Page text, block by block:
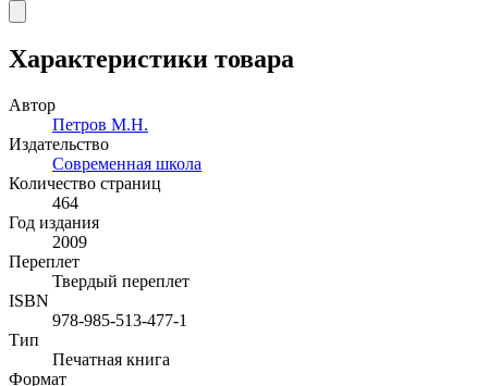
Характеристики товара
Автор
Петров М.Н.
Издательство
Современная школа
Количество страниц
464
Год издания
2009
Переплет
Твердый переплет
ISBN
978-985-513-477-1
Тип
Печатная книга
Формат